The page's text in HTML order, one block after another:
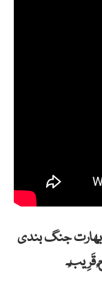
بھارت جنگ بندی
قَرِيبٌ۔